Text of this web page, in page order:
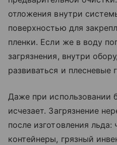
отложения внутри
поверхностью для
пленки. Если же в воду
загрязнения, внутри
развиваться и плесневые
Даже при использовании
исчезает. Загрязнение
после изготовления
контейнеры, грязный